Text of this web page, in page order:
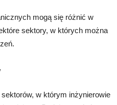
mogą się różnić w
sektory, w których można
w którym inżynierowie